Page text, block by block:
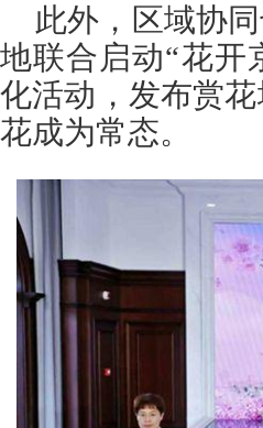
此外，区域协
地联合启动“花开
化活动，发布赏
花成为常态。